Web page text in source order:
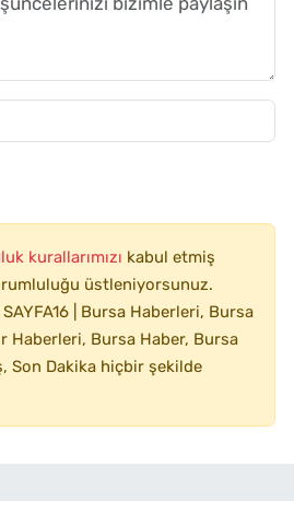
kurallarımızı kabul etmiş
üstleniyorsunuz.
| Bursa Haberleri, Bursa
Haberleri, Bursa Haber, Bursa
Son Dakika hiçbir şekilde